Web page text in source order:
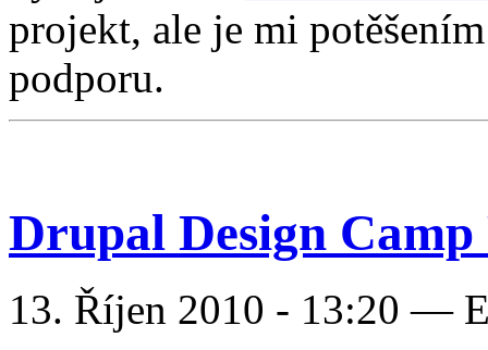
projekt, ale je mi
podporu.
Drupal Design Camp
13. Říjen 2010 - 13:20 —